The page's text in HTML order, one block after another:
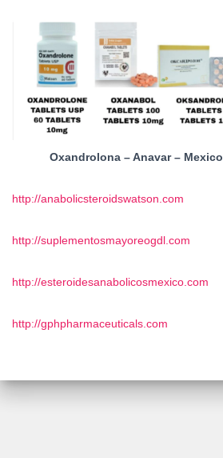
Oxandrolona – Anavar – Mexico
http://anabolicsteroidswatson.com
http://suplementosmayoreogdl.com
http://esteroidesanabolicosmexico.com
http://gphpharmaceuticals.com